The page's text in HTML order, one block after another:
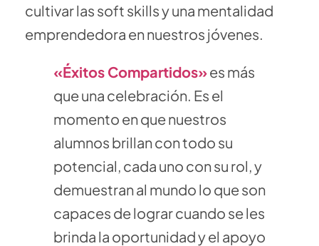
cultivar las soft skills y una mentalidad
emprendedora en nuestros jóvenes.
«Éxitos Compartidos»es más
que una celebración. Es el
momento en que nuestros
alumnos brillan con todo su
potencial, cada uno con su rol, y
demuestran al mundo lo que son
capaces de lograr cuando se les
brinda la oportunidad y el apoyo